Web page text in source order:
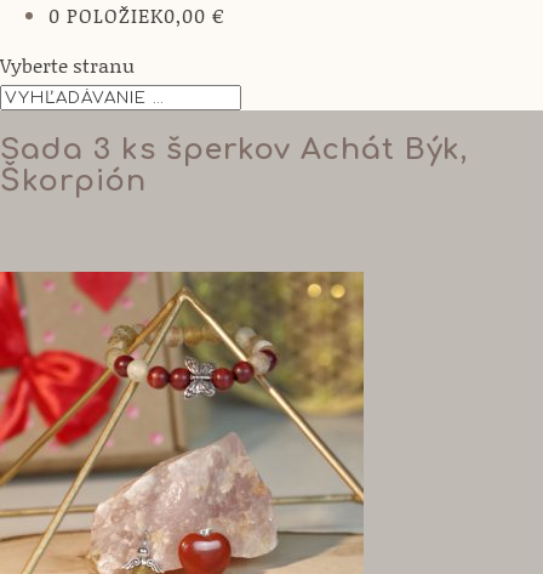
0 POLOŽIEK0,00 €
Vyberte stranu
Sada 3 ks šperkov Achát Býk,
Škorpión